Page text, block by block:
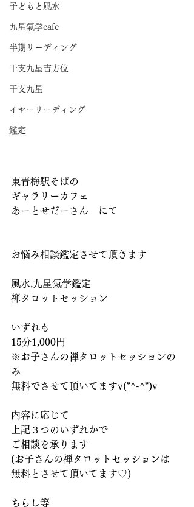
子どもと風水
九星氣学cafe
半期リーディング
干支九星吉方位
干支九星
イヤーリーディング
鑑定
東青梅駅そばの
ギャラリーカフェ
あーとせだーさん　にて
お悩み相談鑑定させて頂きます
風水,九星氣学鑑定
禅タロットセッション
いずれも
15分1,000円
※お子さんの禅タロットセッションの
み
無料でさせて頂いてますv(*^-^*)v
内容に応じて
上記３つのいずれかで
ご相談を承ります
(お子さんの禅タロットセッションは
無料とさせて頂いてます♡)
ちらし等